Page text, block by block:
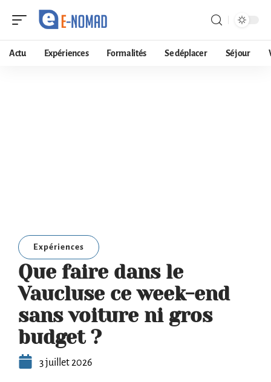
Actu Expériences Formalités Se déplacer Séjour
Expériences
Que faire dans le
Vaucluse ce week-end
sans voiture ni gros
budget ?
3 juillet 2026